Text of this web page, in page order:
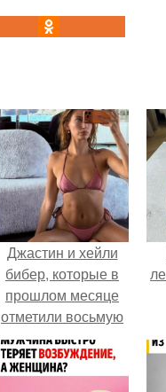
Джастин и хейли
бибер, которые в
прошлом месяце
отметили восьмую
годовщину
помолвки, показали
новые фото с